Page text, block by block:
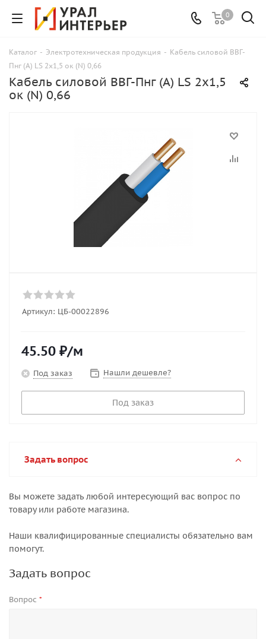
0
Каталог - Электротехническая продукция - Кабель силовой ВВГ-
Пнг (А) LS 2x1,5 ок (N) 0,66
Кабель силовой ВВГ-Пнг (А) LS 2x1,5
ок (N) 0,66
Артикул: ЦБ-00022896
45.50 ₽/м
Под заказ Нашли дешевле?
Под заказ
Задать вопрос
Вы можете задать любой интересующий вас вопрос по
товару или работе магазина.
Наши квалифицированные специалисты обязательно вам
помогут.
Задать вопрос
Вопрос *